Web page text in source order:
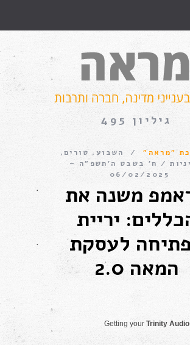
גיליון 495
"מראה" השבוע ,טורים,
ח׳ בשבט ה׳תשפ״ה –
06/02/2025
משנה את
יריית
לעסקת
המאה 2.0
Getting your Trinity Audio